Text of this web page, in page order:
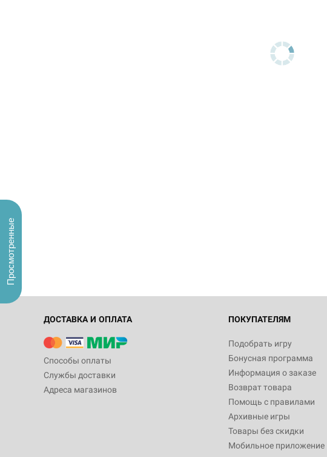
ДОСТАВКА И ОПЛАТА
Способы оплаты
Службы доставки
Адреса магазинов
ПОКУПАТЕЛЯМ
Подобрать игру
Бонусная программа
Информация о заказе
Возврат товара
Помощь с правилами
Архивные игры
Товары без скидки
Мобильное приложение
Просмотренные